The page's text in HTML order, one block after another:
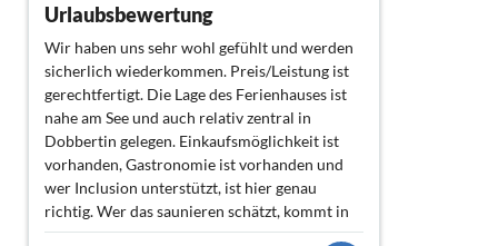
Urlaubsbewertung
Wir haben uns sehr wohl gefühlt und werden
sicherlich wiederkommen. Preis/Leistung ist
gerechtfertigt. Die Lage des Ferienhauses ist
nahe am See und auch relativ zentral in
Dobbertin gelegen. Einkaufsmöglichkeit ist
vorhanden, Gastronomie ist vorhanden und
wer Inclusion unterstützt, ist hier genau
richtig. Wer das saunieren schätzt, kommt in
einer sehr liebevoll eingerichteten Sauna auf